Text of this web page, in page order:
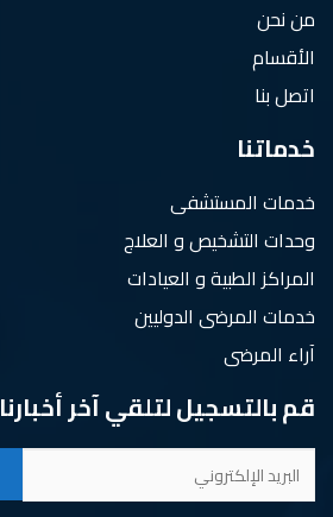
من نحن
الأقسام
اتصل بنا
خدماتنا
خدمات المستشفى
وحدات التشخيص و العلاج
المراكز الطبية و العيادات
خدمات المرضى الدوليين
آراء المرضى
قم بالتسجيل لتلقي آخر أخبارنا